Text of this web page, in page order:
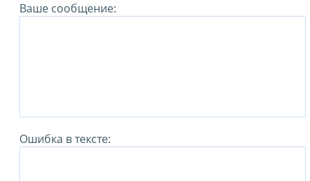
Ваше сообщение:
Ошибка в тексте: